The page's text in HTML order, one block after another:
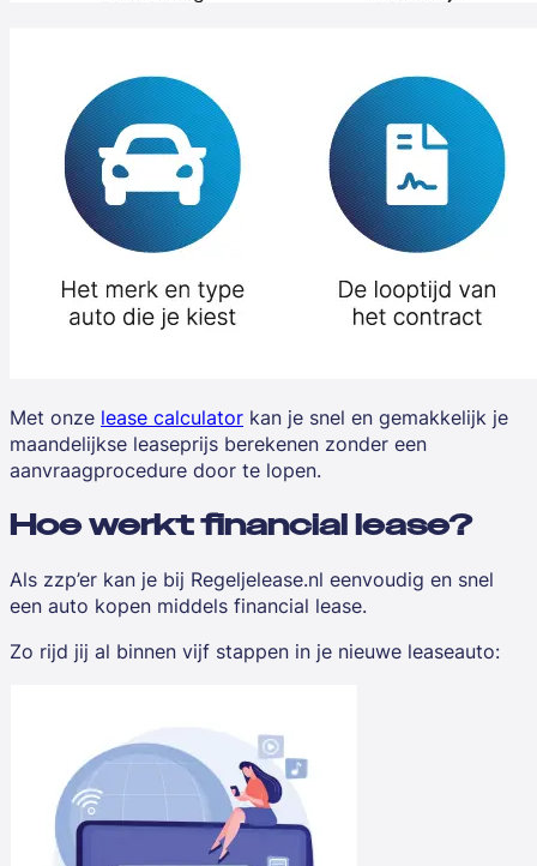
Met onze lease calculator kan je snel en gemakkelijk je
maandelijkse leaseprijs berekenen zonder een
aanvraagprocedure door te lopen.
Hoe werkt financial lease?
Als zzp’er kan je bij Regeljelease.nl eenvoudig en snel
een auto kopen middels financial lease.
Zo rijd jij al binnen vijf stappen in je nieuwe leaseauto: